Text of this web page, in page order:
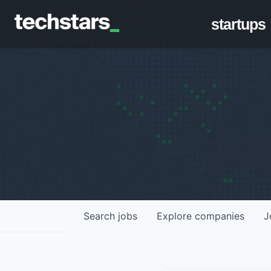
startups
Search jobs Explore companies